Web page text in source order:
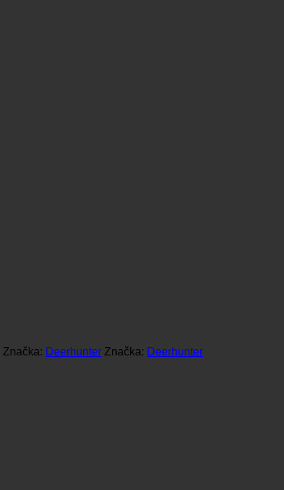
Značka: Deerhunter Značka: Deerhunter